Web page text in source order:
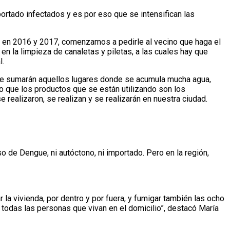
infectados y es por eso que se intensifican las
2016 y 2017, comenzamos a pedirle al vecino que haga el
la limpieza de canaletas y piletas, a las cuales hay que
aquellos lugares donde se acumula mucha agua,
que los productos que se están utilizando son los
realizaron, se realizan y se realizarán en nuestra ciudad.
de Dengue, ni autóctono, ni importado. Pero en la región,
vivienda, por dentro y por fuera, y fumigar también las ocho
las personas que vivan en el domicilio”, destacó María